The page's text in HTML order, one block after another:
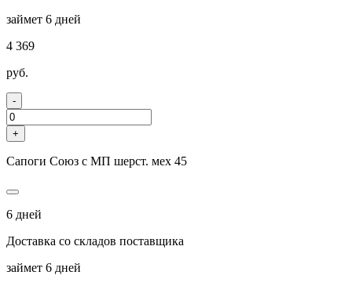
займет 6 дней
4 369
руб.
-
+
Сапоги Союз с МП шерст. мех 45
6 дней
Доставка со складов поставщика
займет 6 дней